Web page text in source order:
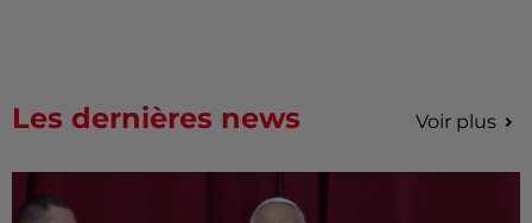
Les dernières news Voir plus